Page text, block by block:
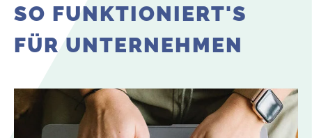
SO FUNKTIONIERT'S
FÜR UNTERNEHMEN